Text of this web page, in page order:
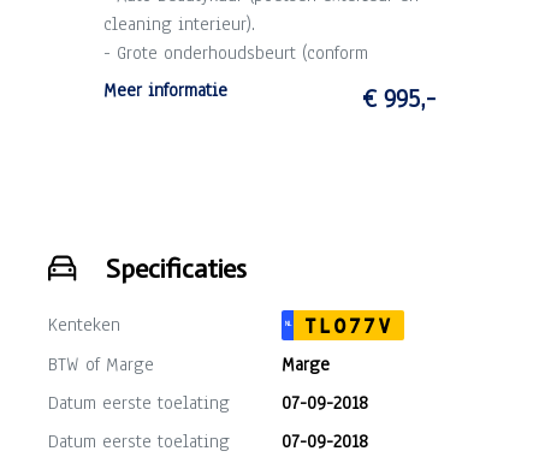
cleaning interieur).
- Grote onderhoudsbeurt (conform
schema).
- 3 maanden garantie op draaiende delen
Meer informatie € 995,-
Specificaties
Kenteken NL
TL077V
BTW of Marge
Marge
Datum eerste toelating
07-09-2018
Datum eerste toelating
07-09-2018